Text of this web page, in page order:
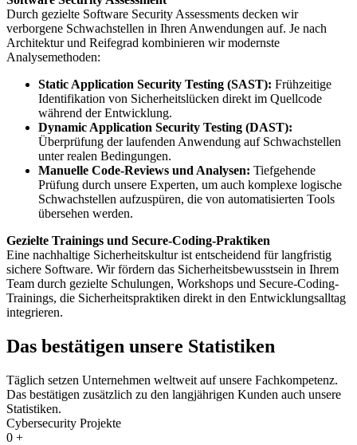
Durch gezielte Software Security Assessments decken wir
verborgene Schwachstellen in Ihren Anwendungen auf. Je nach
Architektur und Reifegrad kombinieren wir modernste
Analysemethoden:
Static Application Security Testing (SAST): Frühzeitige
Identifikation von Sicherheitslücken direkt im Quellcode
während der Entwicklung.
Dynamic Application Security Testing (DAST):
Überprüfung der laufenden Anwendung auf Schwachstellen
unter realen Bedingungen.
Manuelle Code-Reviews und Analysen: Tiefgehende
Prüfung durch unsere Experten, um auch komplexe logische
Schwachstellen aufzuspüren, die von automatisierten Tools
übersehen werden.
Gezielte Trainings und Secure-Coding-Praktiken
Eine nachhaltige Sicherheitskultur ist entscheidend für langfristig
sichere Software. Wir fördern das Sicherheitsbewusstsein in Ihrem
Team durch gezielte Schulungen, Workshops und Secure-Coding-
Trainings, die Sicherheitspraktiken direkt in den Entwicklungsalltag
integrieren.
Das bestätigen unsere Statistiken
Täglich setzen Unternehmen weltweit auf unsere Fachkompetenz.
Das bestätigen zusätzlich zu den langjährigen Kunden auch unsere
Statistiken.
Cybersecurity Projekte
0 +